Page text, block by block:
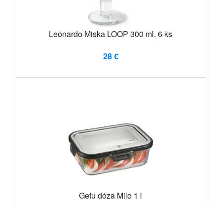
Leonardo Miska LOOP 300 ml, 6 ks
28 €
Gefu dóza Milo 1 l